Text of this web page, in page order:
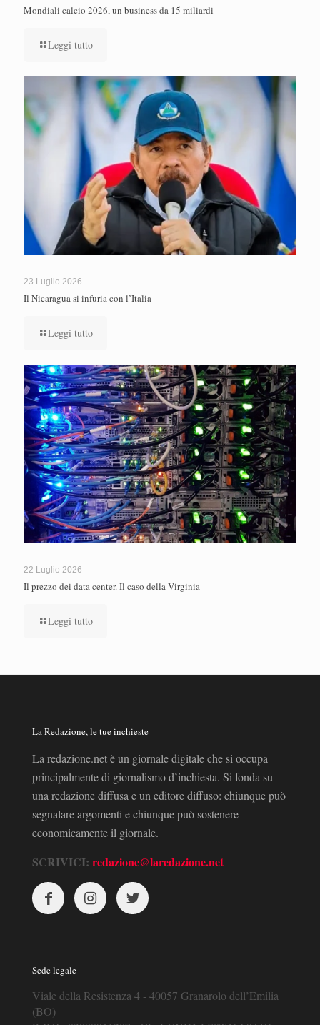
Mondiali calcio 2026, un business da 15 miliardi
Leggi tutto
23 Luglio 2026
Il Nicaragua si infuria con l’Italia
Leggi tutto
22 Luglio 2026
Il prezzo dei data center. Il caso della Virginia
Leggi tutto
La Redazione, le tue inchieste
La redazione.net è un giornale digitale che si occupa
principalmente di giornalismo d’inchiesta. Si fonda su
una redazione diffusa e un editore diffuso: chiunque può
segnalare argomenti e chiunque può sostenere
economicamente il giornale.
SCRIVICI: redazione@laredazione.net
Sede legale
Viale della Resistenza 4 - 40057 Granarolo dell’Emilia
(BO)